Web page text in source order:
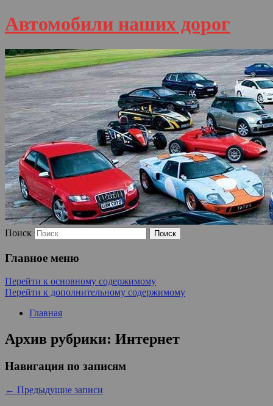
Автомобили наших дорог
Поиск
Главное меню
Перейти к основному содержимому
Перейти к дополнительному содержимому
Главная
Архив рубрики: Интернет
Навигация по записям
← Предыдущие записи